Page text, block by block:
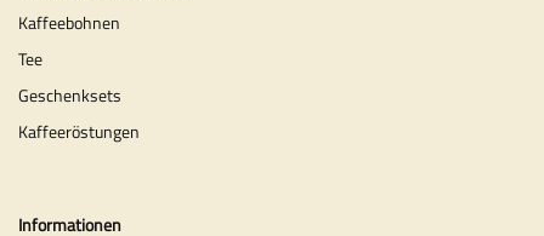
Kaffeebohnen
Tee
Geschenksets
Kaffeeröstungen
Informationen